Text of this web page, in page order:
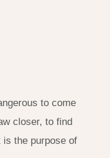
to come
closer, to find
is the purpose of